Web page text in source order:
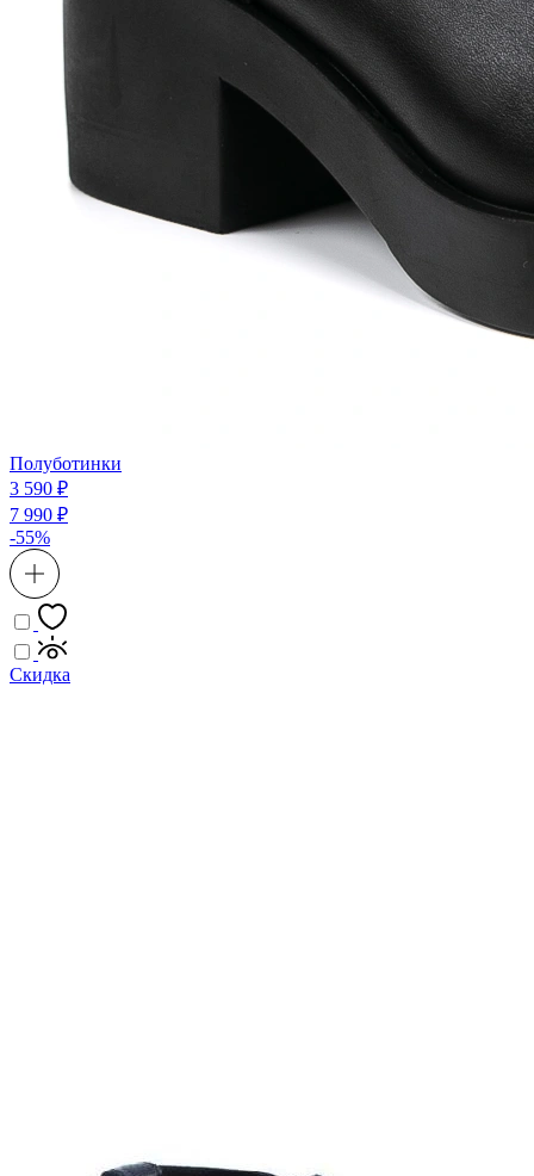
Полуботинки
3 590 ₽
7 990 ₽
-55%
Скидка